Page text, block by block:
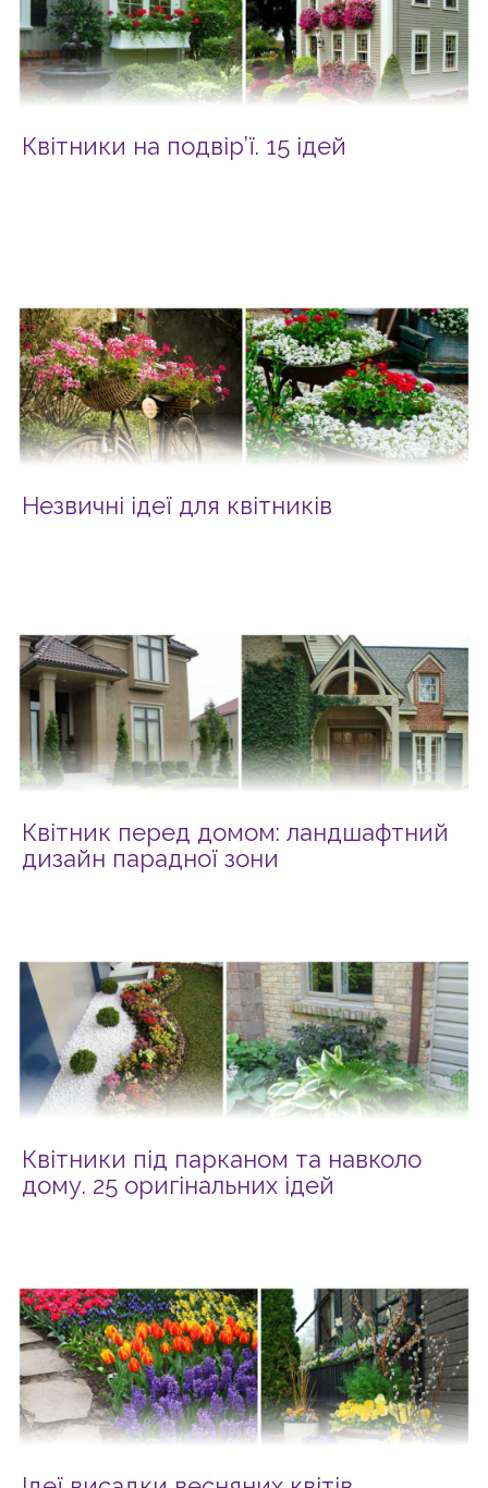
Квітники на подвір’ї. 15 ідей
Незвичні ідеї для квітників
Квітник перед домом: ландшафтний
дизайн парадної зони
Квітники під парканом та навколо
дому. 25 оригінальних ідей